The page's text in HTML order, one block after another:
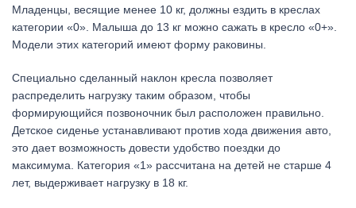
Младенцы, весящие менее 10 кг, должны ездить в креслах
категории «0». Малыша до 13 кг можно сажать в кресло «0+».
Модели этих категорий имеют форму раковины.
Специально сделанный наклон кресла позволяет
распределить нагрузку таким образом, чтобы
формирующийся позвоночник был расположен правильно.
Детское сиденье устанавливают против хода движения авто,
это дает возможность довести удобство поездки до
максимума. Категория «1» рассчитана на детей не старше 4
лет, выдерживает нагрузку в 18 кг.